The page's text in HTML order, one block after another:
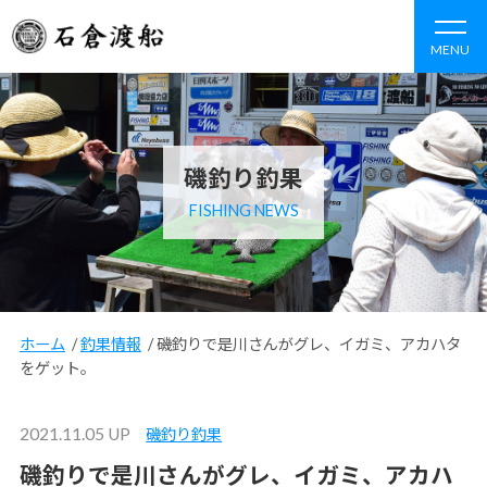
MENU
磯釣り釣果
FISHING NEWS
ホーム /釣果情報 /磯釣りで是川さんがグレ、イガミ、アカハタ
をゲット。
2021.11.05 UP 磯釣り釣果
磯釣りで是川さんがグレ、イガミ、アカハ